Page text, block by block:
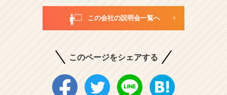
この会社の説明会一覧へ
このページをシェアする